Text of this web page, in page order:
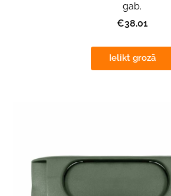
gab.
€38.01
Ielikt grozā